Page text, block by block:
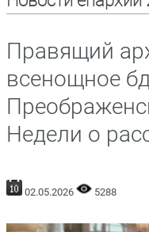
Правящий
всенощное
Недели о
02.05.2026 5288